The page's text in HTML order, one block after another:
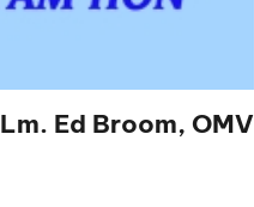
Lm. Ed Broom, OMV